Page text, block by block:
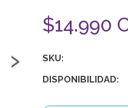
›
$14.990
SKU:
DISPONIBILIDAD: